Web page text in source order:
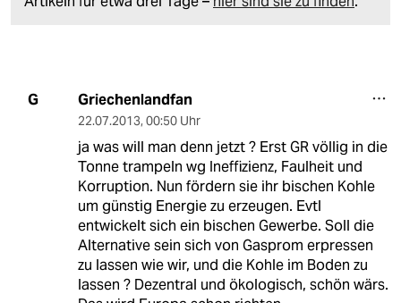
G Griechenlandfan
22.07.2013, 00:50 Uhr
ja was will man denn jetzt ? Erst GR völlig in die
Tonne trampeln wg Ineffizienz, Faulheit und
Korruption. Nun fördern sie ihr bischen Kohle
um günstig Energie zu erzeugen. Evtl
entwickelt sich ein bischen Gewerbe. Soll die
Alternative sein sich von Gasprom erpressen
zu lassen wie wir, und die Kohle im Boden zu
lassen ? Dezentral und ökologisch, schön wärs.